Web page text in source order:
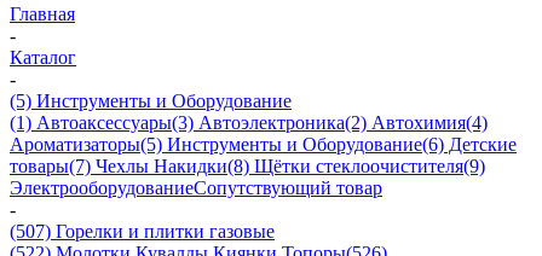
Главная
-
Каталог
-
(5) Инструменты и Оборудование
(1) Автоаксессуары(3) Автоэлектроника(2) Автохимия(4)
Ароматизаторы(5) Инструменты и Оборудование(6) Детские
товары(7) Чехлы Накидки(8) Щётки стеклоочистителя(9)
ЭлектрооборудованиеСопутствующий товар
-
(507) Горелки и плитки газовые